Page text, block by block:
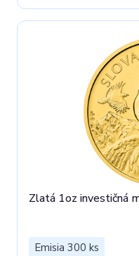
Zlatá 1oz investičná
Emisia 300 ks